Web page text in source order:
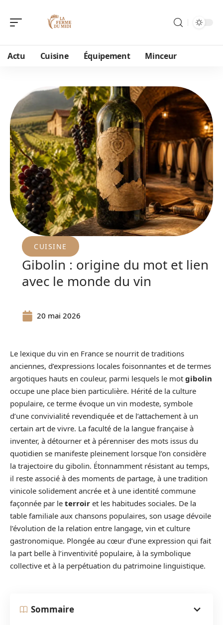
Actu Cuisine Équipement Minceur
CUISINE
Gibolin : origine du mot et lien
avec le monde du vin
20 mai 2026
Le lexique du vin en France se nourrit de traditions
anciennes, d’expressions locales foisonnantes et de termes
argotiques hauts en couleur, parmi lesquels le mot gibolin
occupe une place bien particulière. Hérité de la culture
populaire, ce terme évoque un vin modeste, symbole
d’une convivialité revendiquée et de l’attachement à un
certain art de vivre. La faculté de la langue française à
inventer, à détourner et à pérenniser des mots issus du
quotidien se manifeste pleinement lorsque l’on considère
la trajectoire du gibolin. Étonnamment résistant au temps,
il reste associé à des moments de partage, à une tradition
vinicole solidement ancrée et à une identité commune
façonnée par le terroir et les habitudes sociales. De la
table familiale aux chansons populaires, son usage dévoile
l’évolution de la relation entre langage, vin et culture
gastronomique. Plongée au cœur d’une expression qui fait
la part belle à l’inventivité populaire, à la symbolique
collective et à la perpétuation du patrimoine linguistique.
Sommaire